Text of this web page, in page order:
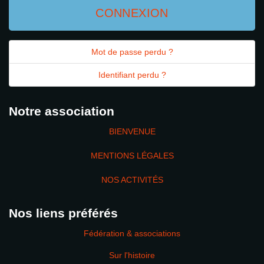
CONNEXION
Mot de passe perdu ?
Identifiant perdu ?
Notre association
BIENVENUE
MENTIONS LÉGALES
NOS ACTIVITÉS
Nos liens préférés
Fédération & associations
Sur l'histoire